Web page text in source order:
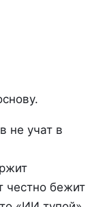
не учат в
честно бежит